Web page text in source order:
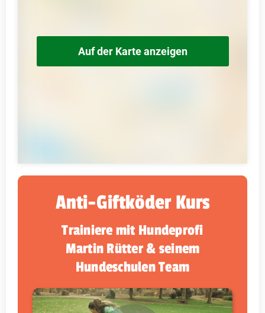
Auf der Karte anzeigen
Anti-Giftköder Kurs
Trainiere mit Hundeprofi
Martin Rütter & seinem
Hundeschulen Team